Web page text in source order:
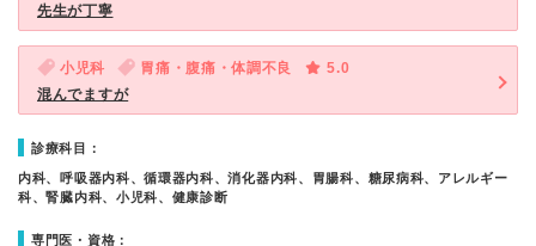
先生が丁寧
小児科 胃痛・腹痛・体調不良
5.0
混んでますが
診療科目：
内科、呼吸器内科、循環器内科、消化器内科、胃腸科、糖尿病科、アレルギー
科、腎臓内科、小児科、健康診断
専門医・資格：